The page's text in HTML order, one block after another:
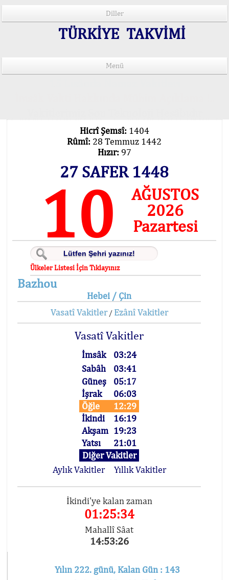
Diller
TÜRKİYE TAKVİMİ
Menü
Hicrî Şemsî: 1404
Rûmî: 28 Temmuz 1442
Hızır: 97
27 SAFER 1448
10
AĞUSTOS
2026
Pazartesi
Ülkeler Listesi İçin Tıklayınız
Bazhou
Hebei / Çin
Vasatî Vakitler/ Ezânî Vakitler
Vasatî Vakitler
İmsâk
03:24
Sabâh
03:41
Güneş
05:17
İşrak
06:03
Öğle
12:29
İkindi
16:19
Akşam 19:23
Yatsı
21:01
Diğer Vakitler
Aylık Vakitler
Yıllık Vakitler
İkindi'ye kalan zaman
01:25:34
Mahallî Sâat
14:53:26
Yılın 222. günü, Kalan Gün : 143